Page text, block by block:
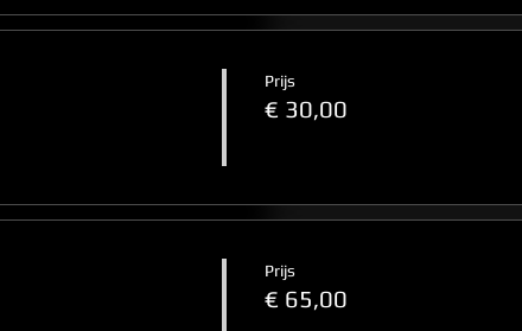
Prijs
€ 30,00
Prijs
€ 65,00